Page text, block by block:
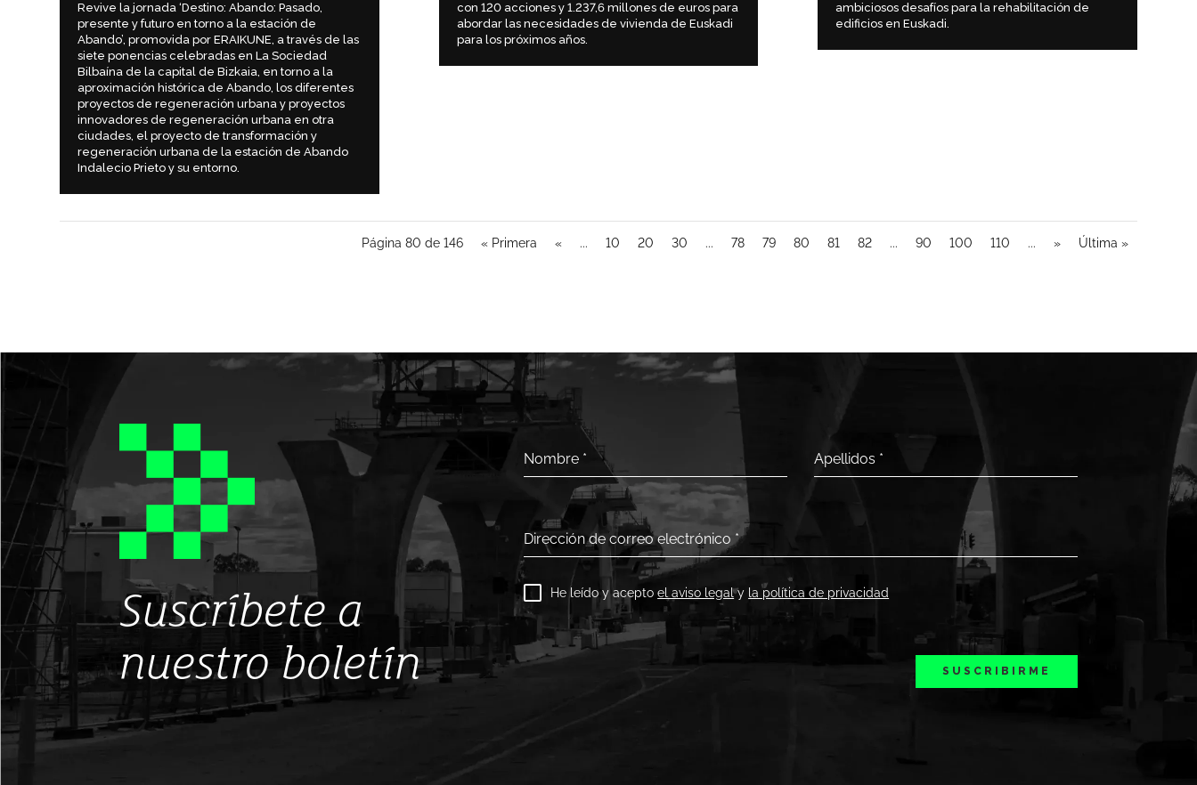
Revive la jornada ‘Destino: Abando: Pasado,
presente y futuro en torno a la estación de
Abando’, promovida por ERAIKUNE, a través de las
siete ponencias celebradas en La Sociedad
Bilbaína de la capital de Bizkaia, en torno a la
aproximación histórica de Abando, los diferentes
proyectos de regeneración urbana y proyectos
innovadores de regeneración urbana en otra
ciudades, el proyecto de transformación y
regeneración urbana de la estación de Abando
Indalecio Prieto y su entorno.
con 120 acciones y 1.237,6 millones de euros para
abordar las necesidades de vivienda de Euskadi
para los próximos años.
ambiciosos desafíos para la rehabilitación de
edificios en Euskadi.
Página 80 de 146 « Primera « ... 10 20 30 ... 78 79 80 81 82 ... 90 100 110 ... » Última »
Suscríbete a
nuestro boletín
Nombre * Apellidos *
Dirección de correo electrónico *
He leído y aceptoel aviso legaly la política de privacidad
SUSCRIBIRME